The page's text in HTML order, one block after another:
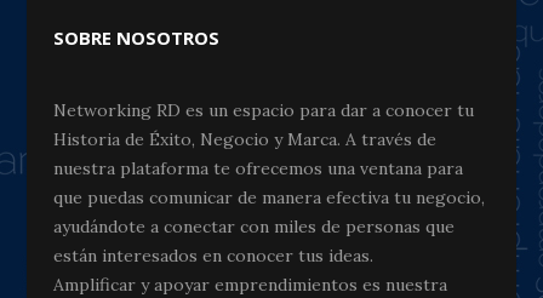
SOBRE NOSOTROS
Networking RD es un espacio para dar a conocer tu
Historia de Éxito, Negocio y Marca. A través de
nuestra plataforma te ofrecemos una ventana para
que puedas comunicar de manera efectiva tu negocio,
ayudándote a conectar con miles de personas que
están interesados en conocer tus ideas.
Amplificar y apoyar emprendimientos es nuestra